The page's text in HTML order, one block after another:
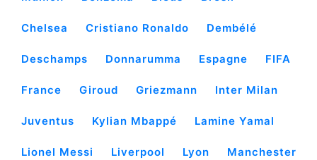
Chelsea Cristiano Ronaldo Dembélé
Deschamps Donnarumma Espagne FIFA
France Giroud Griezmann Inter Milan
Juventus Kylian Mbappé Lamine Yamal
Lionel Messi Liverpool Lyon Manchester